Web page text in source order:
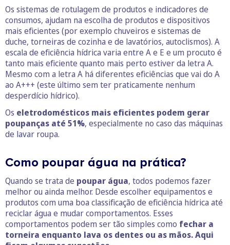
Os sistemas de rotulagem de produtos e indicadores de
consumos, ajudam na escolha de produtos e dispositivos
mais eficientes (por exemplo chuveiros e sistemas de
duche, torneiras de cozinha e de lavatórios, autoclismos). A
escala de eficiência hídrica varia entre A e E e um procuto é
tanto mais eficiente quanto mais perto estiver da letra A.
Mesmo com a letra A há diferentes eficiências que vai do A
ao A+++ (este último sem ter praticamente nenhum
desperdício hídrico).
Os eletrodomésticos mais eficientes podem gerar
poupanças até 51%, especialmente no caso das máquinas
de lavar roupa.
Como poupar água na prática?
Quando se trata de poupar água, todos podemos fazer
melhor ou ainda melhor. Desde escolher equipamentos e
produtos com uma boa classificação de eficiência hídrica até
reciclar água e mudar comportamentos. Esses
comportamentos podem ser tão simples como fechar a
torneira enquanto lava os dentes ou as mãos. Aqui